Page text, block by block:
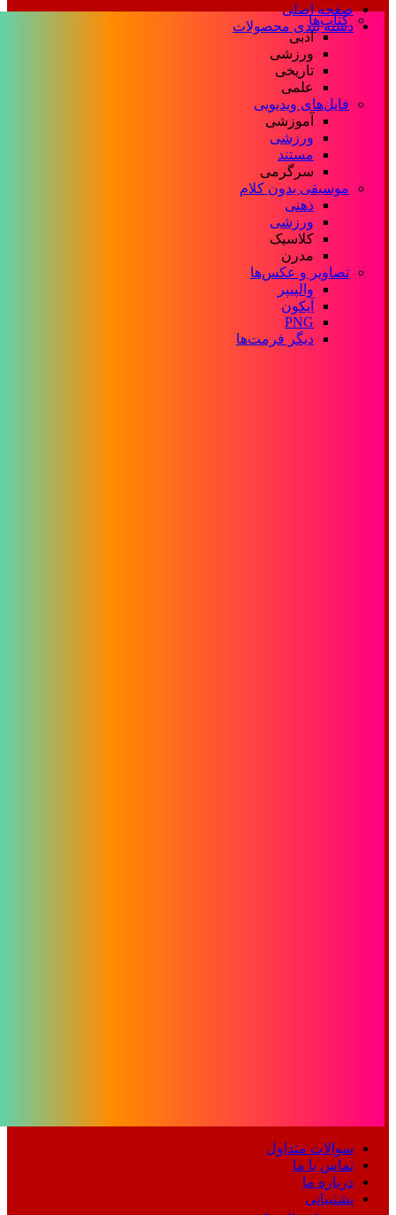
صفحه اصلی
دسته بندی محصولات
کتاب‌ها
ادبی
ورزشی
تاریخی
علمی
فایل‌های ویدیویی
آموزشی
ورزشی
مستند
سرگرمی
موسیقی بدون کلام
ذهنی
ورزشی
کلاسیک
مدرن
تصاویر و عکس‌ها
والپیپر
آیکون
PNG
دیگر فرمت‌ها
سوالات متداول
تماس با ما
درباره ما
پشتیبانی